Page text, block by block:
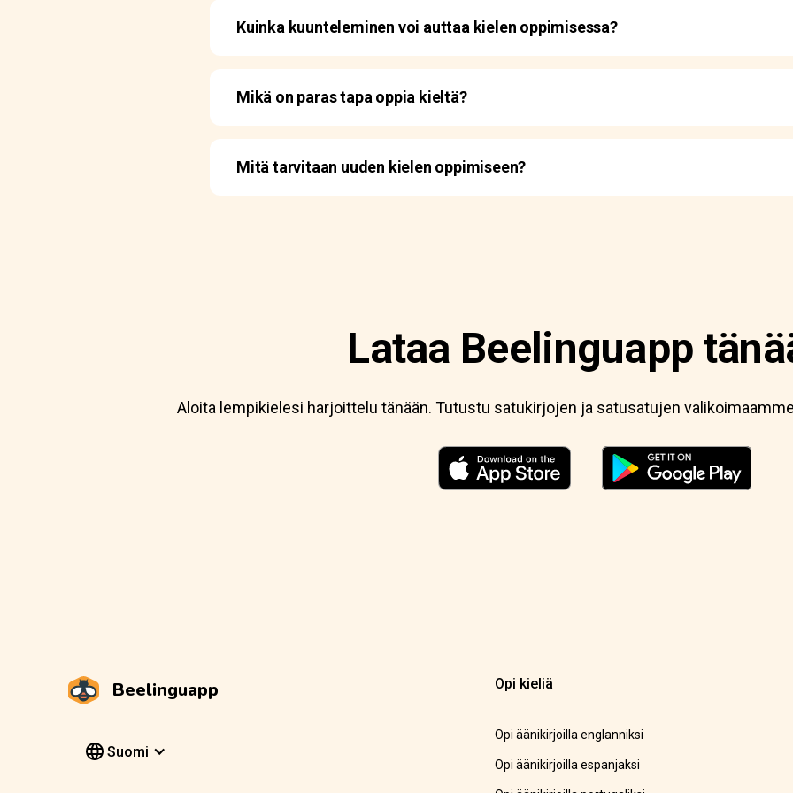
Kuinka kuunteleminen voi auttaa kielen oppimisessa?
Mikä on paras tapa oppia kieltä?
Mitä tarvitaan uuden kielen oppimiseen?
Lataa Beelinguapp
Aloita lempikielesi harjoittelu tänään. Tutustu satukirjojen ja satusatujen
Beelinguapp
Suomi
Opi kieliä
Opi äänikirjoilla englanniksi
Opi äänikirjoilla espanjaksi